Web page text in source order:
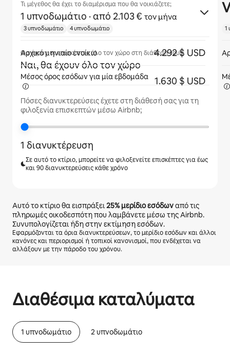
Τι μέγεθος θα έχει το διαμέρισμα που θα νοικιάζετε;
1 υπνοδωμάτιο · από 2.103 € τον μήνα
Θα έχουν οι επισκέπτες όλο τον χώρο στη διάθεσή τους;
Ναι, θα έχουν όλο τον χώρο
Πόσες διανυκτερεύσεις έχετε στη διάθεσή σας για τη
φιλοξενία επισκεπτών μέσω Airbnb;
1 διανυκτέρευση
Σε αυτό το κτίριο, μπορείτε να φιλοξενείτε επισκέπτες για έως
και 90 διανυκτερεύσεις κάθε χρόνο
Αυτό το κτίριο θα εισπράξει25%μερίδιο εσόδωναπό τις
πληρωμές οικοδεσπότη που λαμβάνετε μέσω της Airbnb.
Συνυπολογίζεται ήδη στην εκτίμηση εσόδων.
Εφαρμόζονται τα όρια διανυκτερεύσεων, το μερίδιο εσόδων και άλλοι
κανόνες και περιορισμοί ή τοπικοί κανονισμοί, που ενδέχεται να
αλλάξουν με την πάροδο του χρόνου.
Διαθέσιμα καταλύματα
1 υπνοδωμάτιο 2 υπνοδωμάτιο
3 υπνοδωμάτιο 4 υπνοδωμάτιο
Αρχικό μηνιαίο ενοίκιο 4.292 $ USD
Μέσος όρος εσόδων για μία εβδομάδα 1.630 $ USD
1